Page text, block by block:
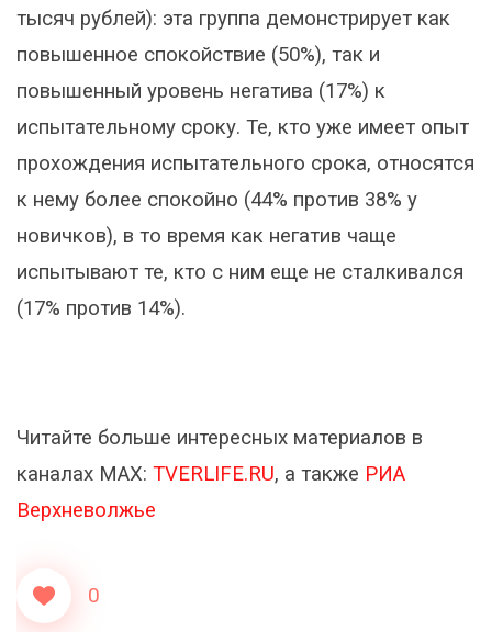
тысяч рублей): эта группа демонстрирует как
повышенное спокойствие (50%), так и
повышенный уровень негатива (17%) к
испытательному сроку. Те, кто уже имеет опыт
прохождения испытательного срока, относятся
к нему более спокойно (44% против 38% у
новичков), в то время как негатив чаще
испытывают те, кто с ним еще не сталкивался
(17% против 14%).
Читайте больше интересных материалов в
каналах МАХ: TVERLIFE.RU, а также РИА
Верхневолжье
0